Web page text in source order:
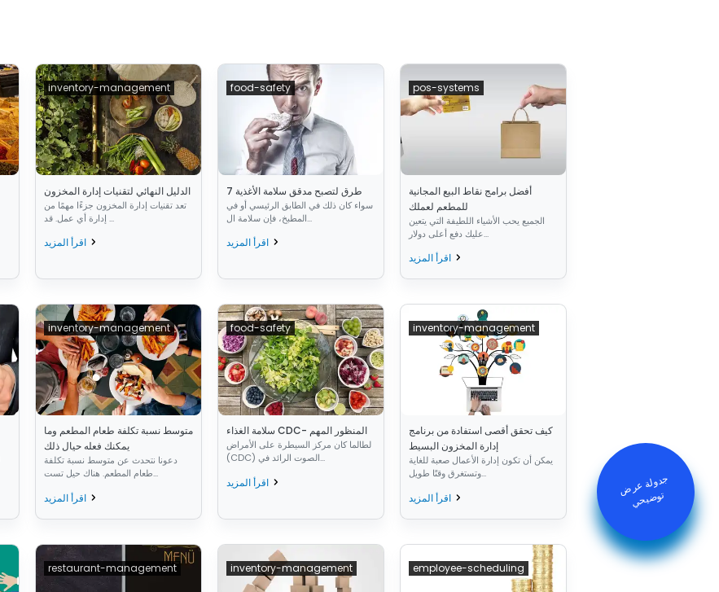
inventory-management
الدليل النهائي لتقنيات إدارة المخزون
تعد تقنيات إدارة المخزون جزءًا مهمًا من
إدارة أي عمل. قد ...
اقرأ المزيد
food-safety
7 طرق لتصبح مدقق سلامة الأغذية
سواء كان ذلك في الطابق الرئيسي أو في
المطبخ، فإن سلامة ال...
اقرأ المزيد
pos-systems
أفضل برامج نقاط البيع المجانية
للمطعم لعملك
الجميع يحب الأشياء اللطيفة التي يتعين
عليك دفع أعلى دولار...
اقرأ المزيد
inventory-management
متوسط نسبة تكلفة طعام المطعم وما
يمكنك فعله حيال ذلك
دعونا نتحدث عن متوسط نسبة تكلفة
طعام المطعم. هناك حيل تست...
اقرأ المزيد
food-safety
سلامة الغذاء CDC- المنظور المهم
لطالما كان مركز السيطرة على الأمراض
(CDC) الصوت الرائد في...
اقرأ المزيد
inventory-management
كيف تحقق أقصى استفادة من برنامج
إدارة المخزون البسيط
يمكن أن تكون إدارة الأعمال صعبة للغاية
وتستغرق وقتًا طويل...
اقرأ المزيد
restaurant-management inventory-management employee-scheduling
جدولة عرض
توض
يح
ي